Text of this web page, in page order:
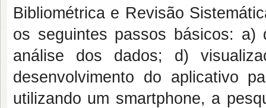
Bibliométrica e Revisão
os seguintes passos básicos:
análise dos dados; d)
desenvolvimento do aplicativo
utilizando um smartphone, a